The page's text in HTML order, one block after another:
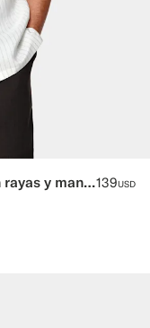
Camisa de lino lyocell gris claro con rayas y manga corta139USD